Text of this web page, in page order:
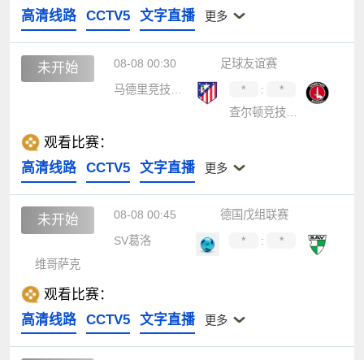
高清线路
CCTV5 文字直播 更多
未开始 08-08 00:30
足球友谊赛
马德里竞技女足
* :
*
查尔顿竞技女足
观看比赛：
高清线路
CCTV5 文字直播 更多
未开始 08-08 00:45
德国戊组联赛
SV葛洛
* :
*
维哥萨克
观看比赛：
高清线路
CCTV5 文字直播 更多